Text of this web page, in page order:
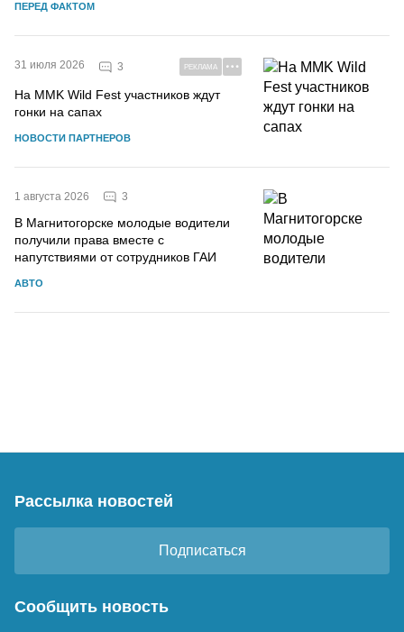
ПЕРЕД ФАКТОМ
31 июля 2026 3 РЕКЛАМА
На MMK Wild Fest участников ждут
гонки на сапах
НОВОСТИ ПАРТНЕРОВ
1 августа 2026 3
В Магнитогорске молодые водители
получили права вместе с
напутствиями от сотрудников ГАИ
АВТО
Рассылка новостей
Подписаться
Сообщить новость